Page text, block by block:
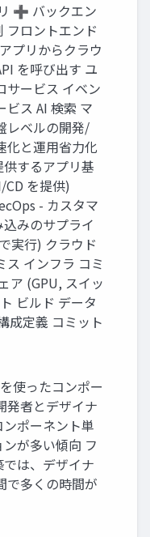
➕ バックエン
フロントエンド
プリからクラウ
を呼び出す ユ
サービス イベン
ビス AI 検索 マ
レベルの開発/
化と運⽤省⼒化
するアプリ基
を提供)
- カスタマ
みのサプライ
実⾏) クラウド
ス インフラ コミ
ア (GPU, スイッ
ビルド データ
成定義 コミット
使ったコンポー
発者とデザイナ
ポーネント単
が多い傾向 フ
は、デザイナ
で多くの時間が